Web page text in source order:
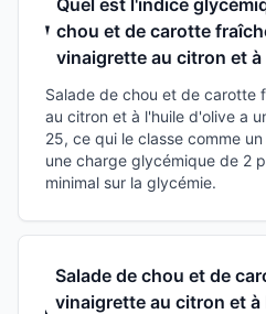
chou et de carotte
vinaigrette au citron et à
Salade de chou et de carotte
au citron et à l'huile d'olive a
25, ce qui le classe comme
une charge glycémique de 2
minimal sur la glycémie.
Salade de chou et de
vinaigrette au citron et à